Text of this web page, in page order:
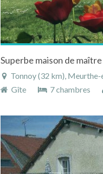
Superbe maison de
Tonnoy (32 km),
Gîte
7 chambres